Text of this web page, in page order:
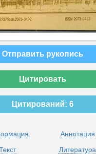
Отправить рукопись
Цитировать
Цитирований: 6
Аннотация
Литература